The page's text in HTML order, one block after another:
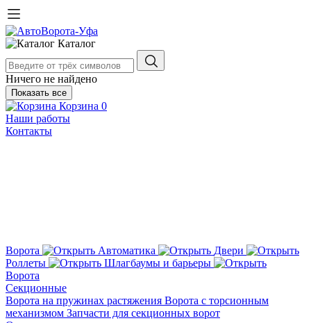
Каталог
Ничего не найдено
Показать все
Корзина 0
Наши работы
Контакты
Ворота Автоматика
Двери
Роллеты
Шлагбаумы и барьеры
Ворота
Секционные
Ворота на пружинах растяжения Ворота с торсионным
механизмом Запчасти для секционных ворот